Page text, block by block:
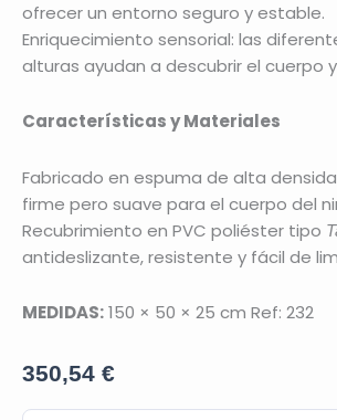
ofrecer un entorno seguro y estable.
Enriquecimiento sensorial: las
alturas ayudan a descubrir el cuerpo
Características y Materiales
Fabricado en espuma de alta
firme pero suave para el cuerpo del
Recubrimiento en PVC poliéster tipo
antideslizante, resistente y fácil de
MEDIDAS:150 × 50 × 25 cm Ref: 232
350,54 €